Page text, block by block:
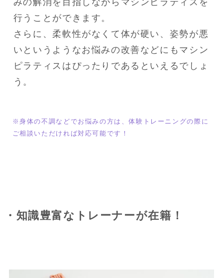
みの解消を目指しながらマシンピラティスを
行うことができます。
さらに、柔軟性がなくて体が硬い、姿勢が悪
いというようなお悩みの改善などにもマシン
ピラティスはぴったりであるといえるでしょ
う。
※身体の不調などでお悩みの方は、体験トレーニングの際に
ご相談いただければ対応可能です！
・知識豊富なトレーナーが在籍！